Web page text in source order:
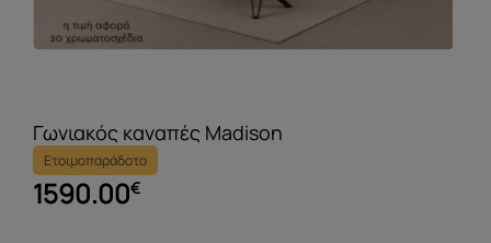
Γωνιακός καναπές Madison
Ετοιμοπαράδοτο
1590.00€